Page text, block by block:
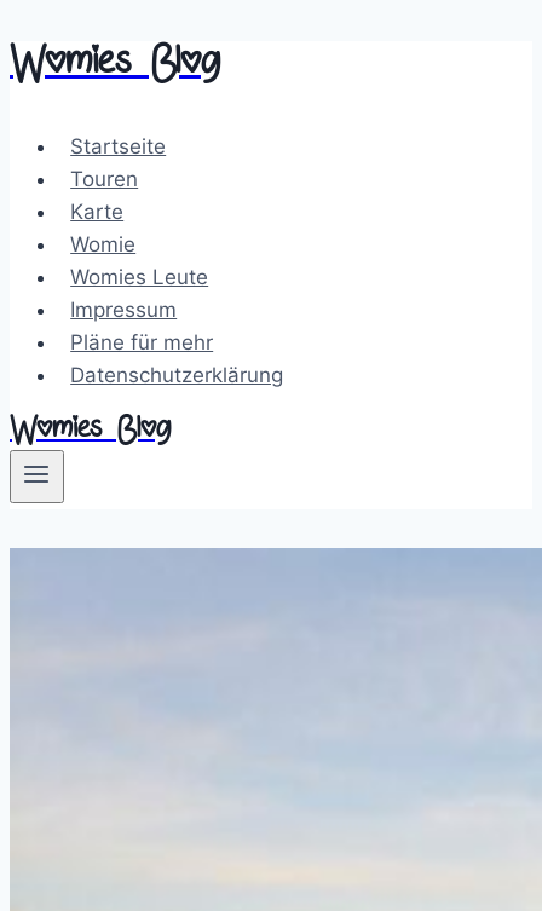
Zum
Inhalt
Womies Blog
Startseite
Touren
Karte
Womie
Womies Leute
Impressum
Pläne für mehr
Datenschutzerklärung
Womies Blog